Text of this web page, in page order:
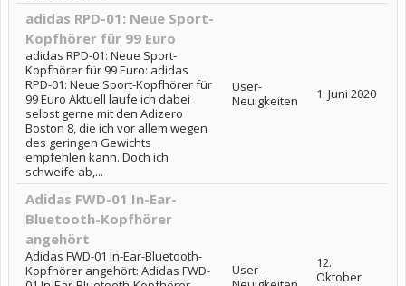
adidas RPD-01: Neue Sport-
Kopfhörer für 99 Euro
adidas RPD-01: Neue Sport-
Kopfhörer für 99 Euro: adidas
RPD-01: Neue Sport-Kopfhörer für
99 Euro Aktuell laufe ich dabei
selbst gerne mit den Adizero
Boston 8, die ich vor allem wegen
des geringen Gewichts
empfehlen kann. Doch ich
schweife ab,...
User-
Neuigkeiten
1. Juni 2020
Adidas FWD-01 In-Ear-
Bluetooth-Kopfhörer
angehört
Adidas FWD-01 In-Ear-Bluetooth-
Kopfhörer angehört: Adidas FWD-
User-
12.
Oktober